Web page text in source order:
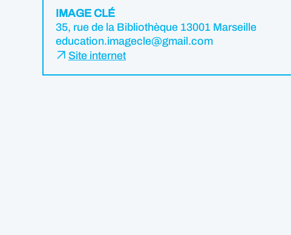
IMAGE CLÉ
35, rue de la Bibliothèque 13001 Marseille
education.imagecle@gmail.com
Site internet